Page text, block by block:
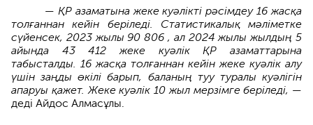
— ҚР азаматына жеке куәлікті рәсімдеу 16 жасқа
толғаннан кейін беріледі. Статистикалық мәліметке
сүйенсек, 2023 жылы 90 806 , ал 2024 жылы жылдың 5
айында 43 412 жеке куәлік ҚР азаматтарына
табысталды. 16 жасқа толғаннан кейін жеке куәлік алу
үшін заңды өкілі барып, баланың туу туралы куәлігін
апаруы қажет. Жеке куәлік 10 жыл мерзімге беріледі, —
деді Айдос Алмасұлы.